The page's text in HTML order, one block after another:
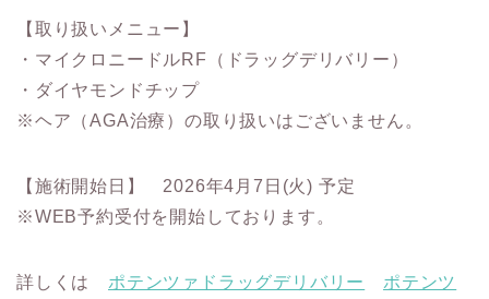
【取り扱いメニュー】
・マイクロニードルRF（ドラッグデリバリー）
・ダイヤモンドチップ
※ヘア（AGA治療）の取り扱いはございません。
【施術開始日】 2026年4月7日(火) 予定
※WEB予約受付を開始しております。
詳しくは ポテンツァドラッグデリバリー
ポテンツ